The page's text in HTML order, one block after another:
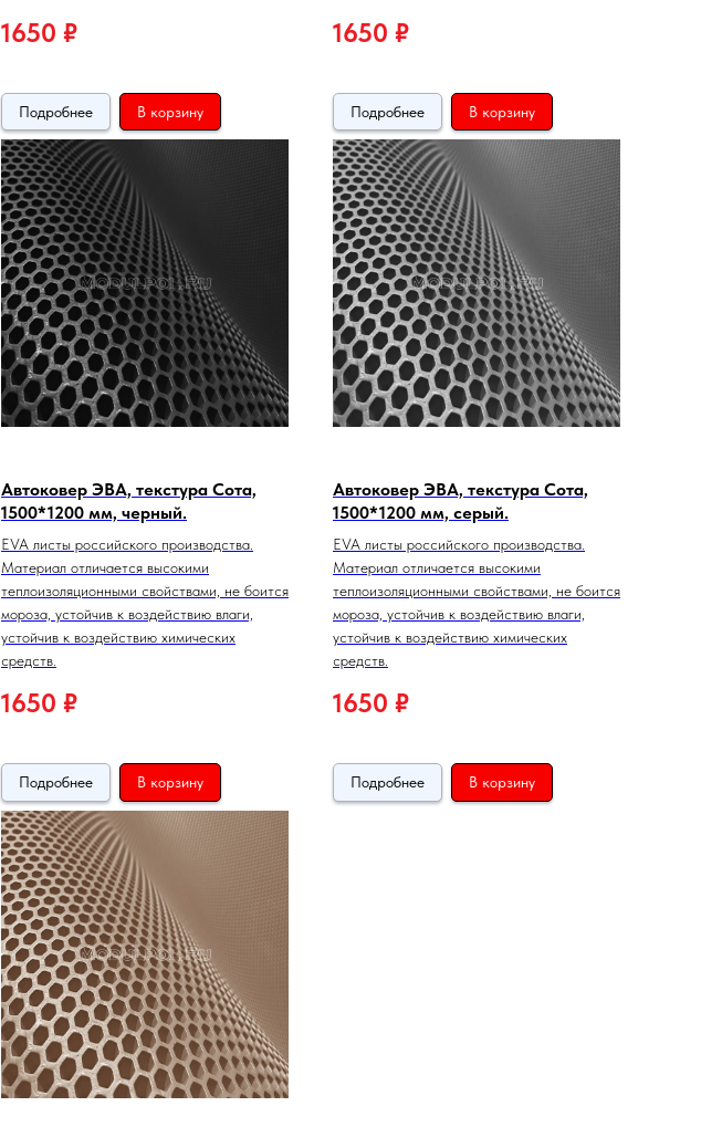
1650 ₽
Подробнее В корзину
1650 ₽
Подробнее В корзину
Автоковер ЭВА, текстура Сота,
1500*1200 мм, черный.
EVA листы российского производства.
Материал отличается высокими
теплоизоляционными свойствами, не боится
мороза, устойчив к воздействию влаги,
устойчив к воздействию химических
средств.
1650 ₽
Подробнее В корзину
Автоковер ЭВА, текстура Сота,
1500*1200 мм, серый.
EVA листы российского производства.
Материал отличается высокими
теплоизоляционными свойствами, не боится
мороза, устойчив к воздействию влаги,
устойчив к воздействию химических
средств.
1650 ₽
Подробнее В корзину